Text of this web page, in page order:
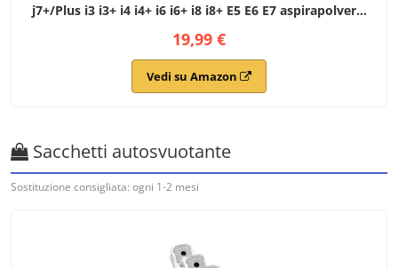
j7+/Plus i3 i3+ i4 i4+ i6 i6+ i8 i8+ E5 E6 E7 aspirapolvere,
pezzi di ricambio per iRobot Roomba Serie E/I/J
19,99 €
Vedi su Amazon
Sacchetti autosvuotante
Sostituzione consigliata: ogni 1-2 mesi